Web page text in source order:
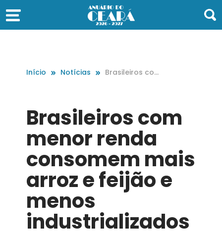
Início Notícias
Brasileiros com
menos industri
alizados
Brasileiros com
menor renda
consomem mais
arroz e feijão e
menos
industrializados